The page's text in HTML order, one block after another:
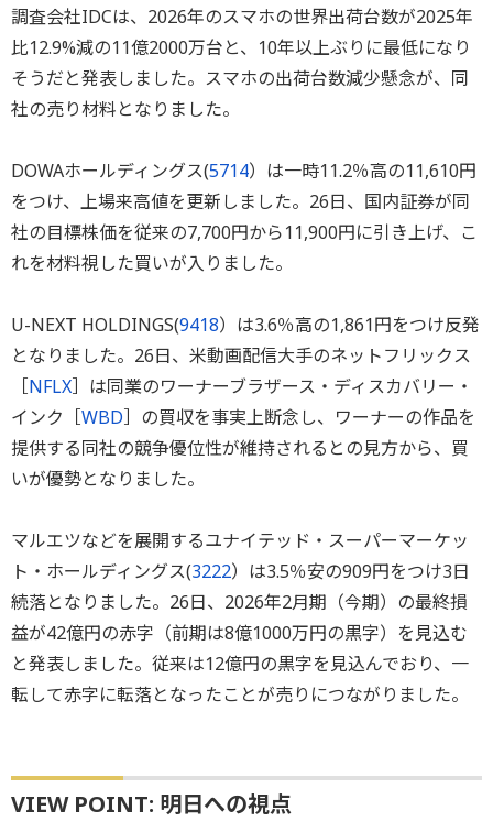
調査会社IDCは、2026年のスマホの世界出荷台数が2025年
比12.9%減の11億2000万台と、10年以上ぶりに最低になり
そうだと発表しました。スマホの出荷台数減少懸念が、同
社の売り材料となりました。
DOWAホールディングス(5714）は一時11.2％高の11,610円
をつけ、上場来高値を更新しました。26日、国内証券が同
社の目標株価を従来の7,700円から11,900円に引き上げ、こ
れを材料視した買いが入りました。
U-NEXT HOLDINGS(9418）は3.6％高の1,861円をつけ反発
となりました。26日、米動画配信大手のネットフリックス
［NFLX］は同業のワーナーブラザース・ディスカバリー・
インク［WBD］の買収を事実上断念し、ワーナーの作品を
提供する同社の競争優位性が維持されるとの見方から、買
いが優勢となりました。
マルエツなどを展開するユナイテッド・スーパーマーケッ
ト・ホールディングス(3222）は3.5％安の909円をつけ3日
続落となりました。26日、2026年2月期（今期）の最終損
益が42億円の赤字（前期は8億1000万円の黒字）を見込む
と発表しました。従来は12億円の黒字を見込んでおり、一
転して赤字に転落となったことが売りにつながりました。
VIEW POINT: 明日への視点